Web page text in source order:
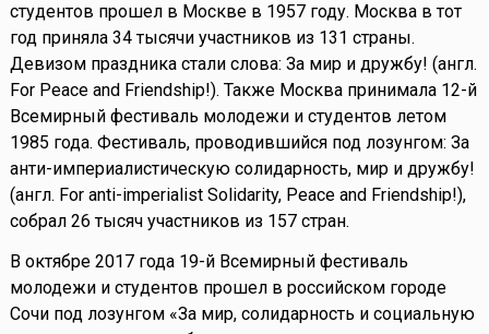
студентов прошел в Москве в 1957 году. Москва в тот
год приняла 34 тысячи участников из 131 страны.
Девизом праздника стали слова: За мир и дружбу! (англ.
For Peace and Friendship!). Также Москва принимала 12-й
Всемирный фестиваль молодежи и студентов летом
1985 года. Фестиваль, проводившийся под лозунгом: За
анти-империалистическую солидарность, мир и дружбу!
(англ. For anti-imperialist Solidarity, Peace and Friendship!),
собрал 26 тысяч участников из 157 стран.
В октябре 2017 года 19-й Всемирный фестиваль
молодежи и студентов прошел в российском городе
Сочи под лозунгом «За мир, солидарность и социальную